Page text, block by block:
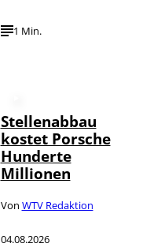
1 Min.
Stellenabbau
kostet Porsche
Hunderte
Millionen
Von WTV Redaktion
04.08.2026